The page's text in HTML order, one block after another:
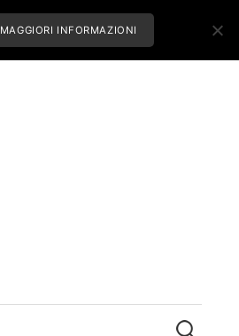
Ricerca
per:
MAGGIORI INFORMAZIONI